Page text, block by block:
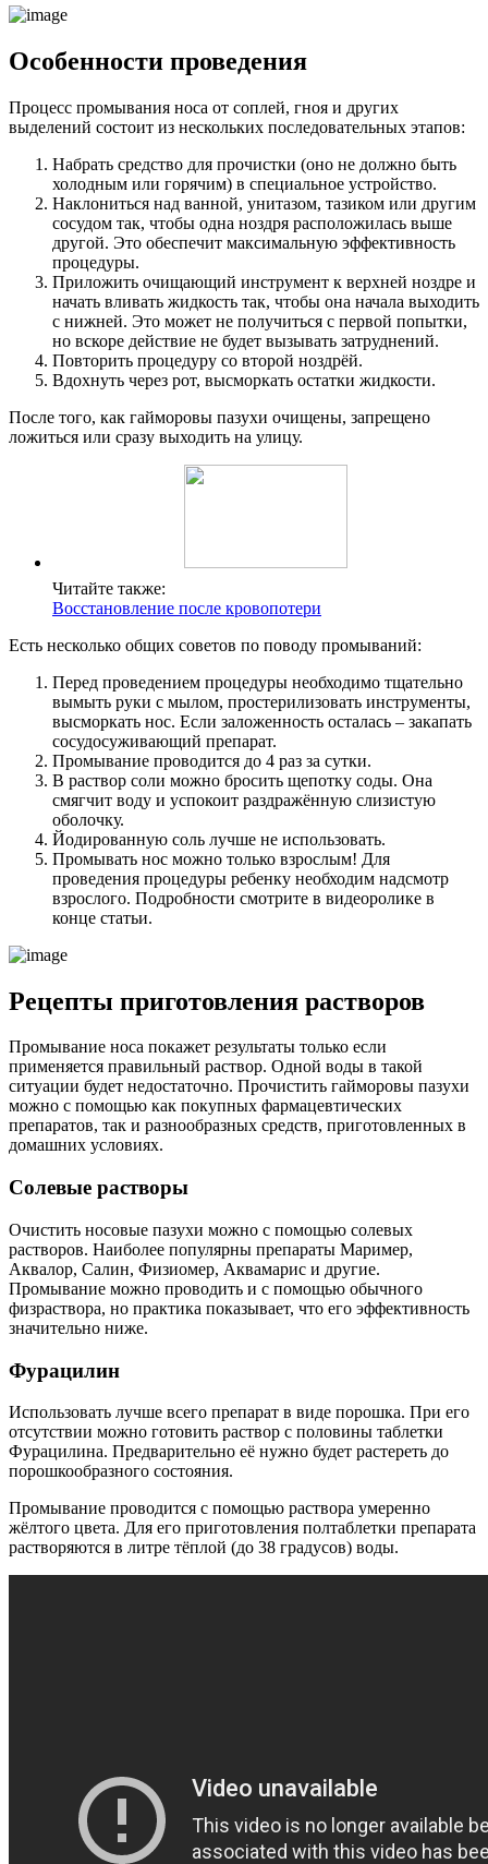
Особенности проведения
Процесс промывания носа от соплей, гноя и других
выделений состоит из нескольких последовательных этапов:
Набрать средство для прочистки (оно не должно быть
холодным или горячим) в специальное устройство.
Наклониться над ванной, унитазом, тазиком или другим
сосудом так, чтобы одна ноздря расположилась выше
другой. Это обеспечит максимальную эффективность
процедуры.
Приложить очищающий инструмент к верхней ноздре и
начать вливать жидкость так, чтобы она начала выходить
с нижней. Это может не получиться с первой попытки,
но вскоре действие не будет вызывать затруднений.
Повторить процедуру со второй ноздрёй.
Вдохнуть через рот, высморкать остатки жидкости.
После того, как гайморовы пазухи очищены, запрещено
ложиться или сразу выходить на улицу.
Читайте также:
Восстановление после кровопотери
Есть несколько общих советов по поводу промываний:
Перед проведением процедуры необходимо тщательно
вымыть руки с мылом, простерилизовать инструменты,
высморкать нос. Если заложенность осталась ­– закапать
сосудосуживающий препарат.
Промывание проводится до 4 раз за сутки.
В раствор соли можно бросить щепотку соды. Она
смягчит воду и успокоит раздражённую слизистую
оболочку.
Йодированную соль лучше не использовать.
Промывать нос можно только взрослым! Для
проведения процедуры ребенку необходим надсмотр
взрослого. Подробности смотрите в видеоролике в
конце статьи.
Рецепты приготовления растворов
Промывание носа покажет результаты только если
применяется правильный раствор. Одной воды в такой
ситуации будет недостаточно. Прочистить гайморовы пазухи
можно с помощью как покупных фармацевтических
препаратов, так и разнообразных средств, приготовленных в
домашних условиях.
Солевые растворы
Очистить носовые пазухи можно с помощью солевых
растворов. Наиболее популярны препараты Маример,
Аквалор, Салин, Физиомер, Аквамарис и другие.
Промывание можно проводить и с помощью обычного
физраствора, но практика показывает, что его эффективность
значительно ниже.
Фурацилин
Использовать лучше всего препарат в виде порошка. При его
отсутствии можно готовить раствор с половины таблетки
Фурацилина. Предварительно её нужно будет растереть до
порошкообразного состояния.
Промывание проводится с помощью раствора умеренно
жёлтого цвета. Для его приготовления полтаблетки препарата
растворяются в литре тёплой (до 38 градусов) воды.